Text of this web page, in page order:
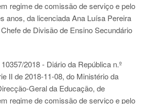
regime de comissão de serviço e pelo
anos, da licenciada Ana Luísa Pereira
de Divisão de Ensino Secundário
2018 - Diário da República n.º
II de 2018-11-08, do Ministério da
Geral da Educação, de
regime de comissão de serviço e pelo